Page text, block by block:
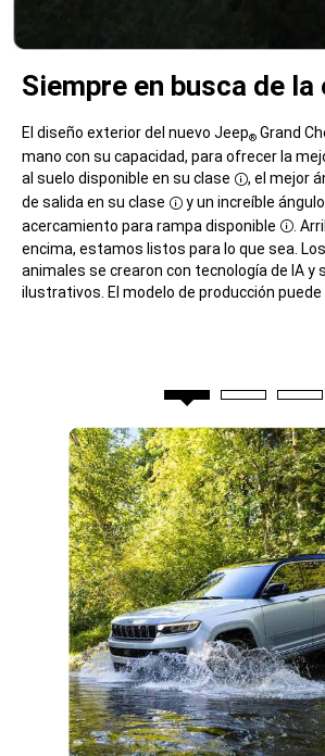
Siempre en busca de la
El diseño exterior del nuevo Jeep® Grand
mano con su capacidad, para ofrecer la
al suelo disponible en su clase
Disclosure
, el mejor
de salida en su clase
Disclosure
y un increíble
acercamiento para rampa disponible
.
encima, estamos listos para lo que sea.
animales se crearon con tecnología de IA y
ilustrativos. El modelo de producción puede